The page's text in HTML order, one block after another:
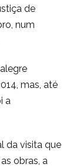
de
num
mas, até
a
da visita que
obras, a